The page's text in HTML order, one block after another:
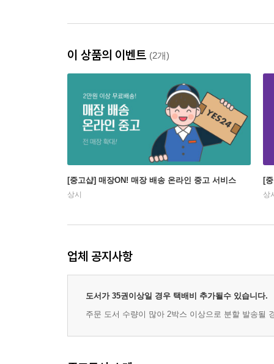
이 상품의 이벤트 (2개)
[중고샵] 매장ON! 매장 배송 온라인 중고 서비스
상시
[
상
업체 공지사항
도서가 35권이상일 경우 택배비 추가될수 있습니다.
주문 도서 수량이 많아 2박스 이상으로 분할 발송될